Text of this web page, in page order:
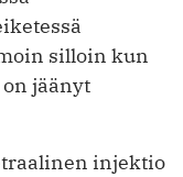
silloin kun
jäänyt
injektio